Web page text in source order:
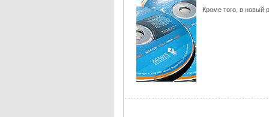
Кроме того, в новый